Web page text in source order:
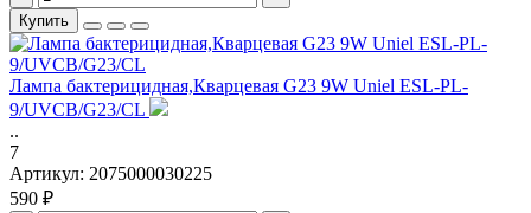
Купить
Лампа бактерицидная,Кварцевая G23 9W Uniel ESL-PL-
9/UVCB/G23/CL
..
7
Артикул: 2075000030225
590 ₽